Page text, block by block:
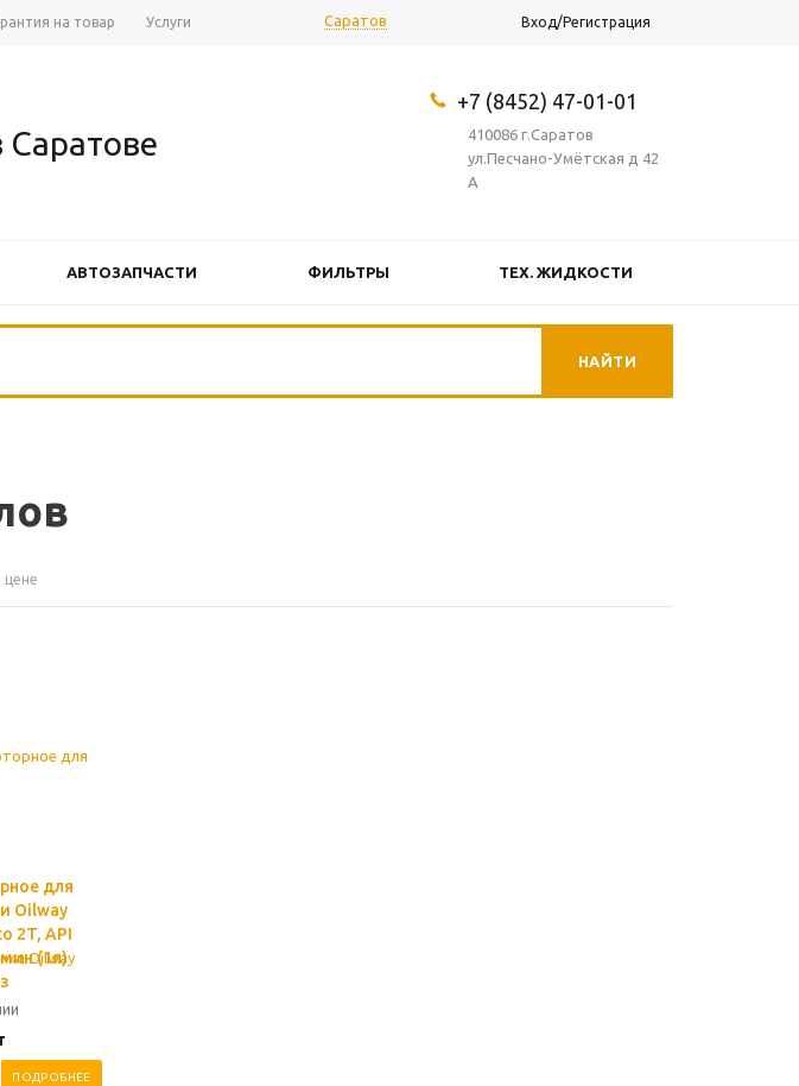
на товар Услуги Саратов Вход/Регистрация
Саратове
410086 г.Саратов
ул.Песчано-Умётская д 42
А
+7 (8452) 47-01-01
АВТОЗАПЧАСТИ ФИЛЬТРЫ ТЕХ. ЖИДКОСТИ
цене
для
Oilway
2T, API
(1л)
ПОДРОБНЕЕ